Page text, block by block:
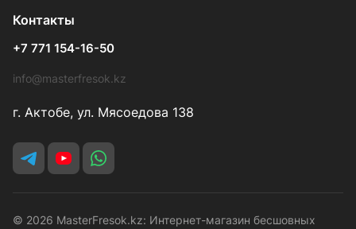
Контакты
+7 771 154-16-50
info@masterfresok.kz
г. Актобе, ул. Мясоедова 138
© 2026 MasterFresok.kz: Интернет-магазин бесшовных